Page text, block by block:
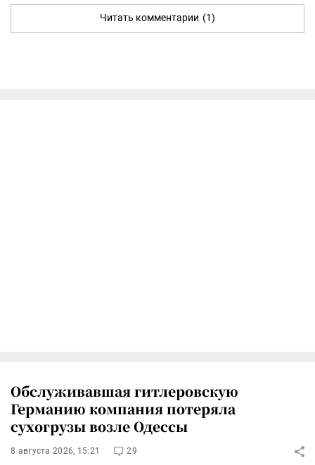
Читать комментарии (1)
Обслуживавшая гитлеровскую
Германию компания потеряла
сухогрузы возле Одессы
8 августа 2026, 15:21 29